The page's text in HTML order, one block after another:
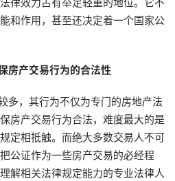
和作用，甚至还决定着一个国家公
房产交易行为的合法性
，其行为不仅为专门的房地产法
房产交易行为合法，难度最大的是
定相抵触。而绝大多数交易人不可
公证作为一些房产交易的必经程
解相关法律规定能力的专业法律人